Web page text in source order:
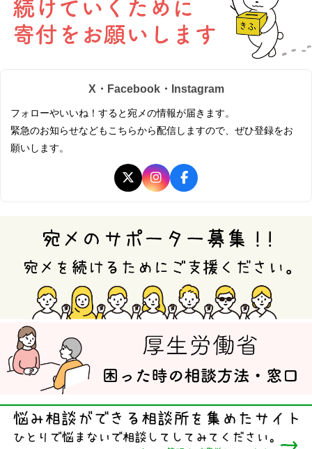
X・Facebook・Instagram
フォローやいいね！すると宛メの情報が届きます。
緊急のお知らせなどもこちらから配信しますので、ぜひ登録をお
願いします。